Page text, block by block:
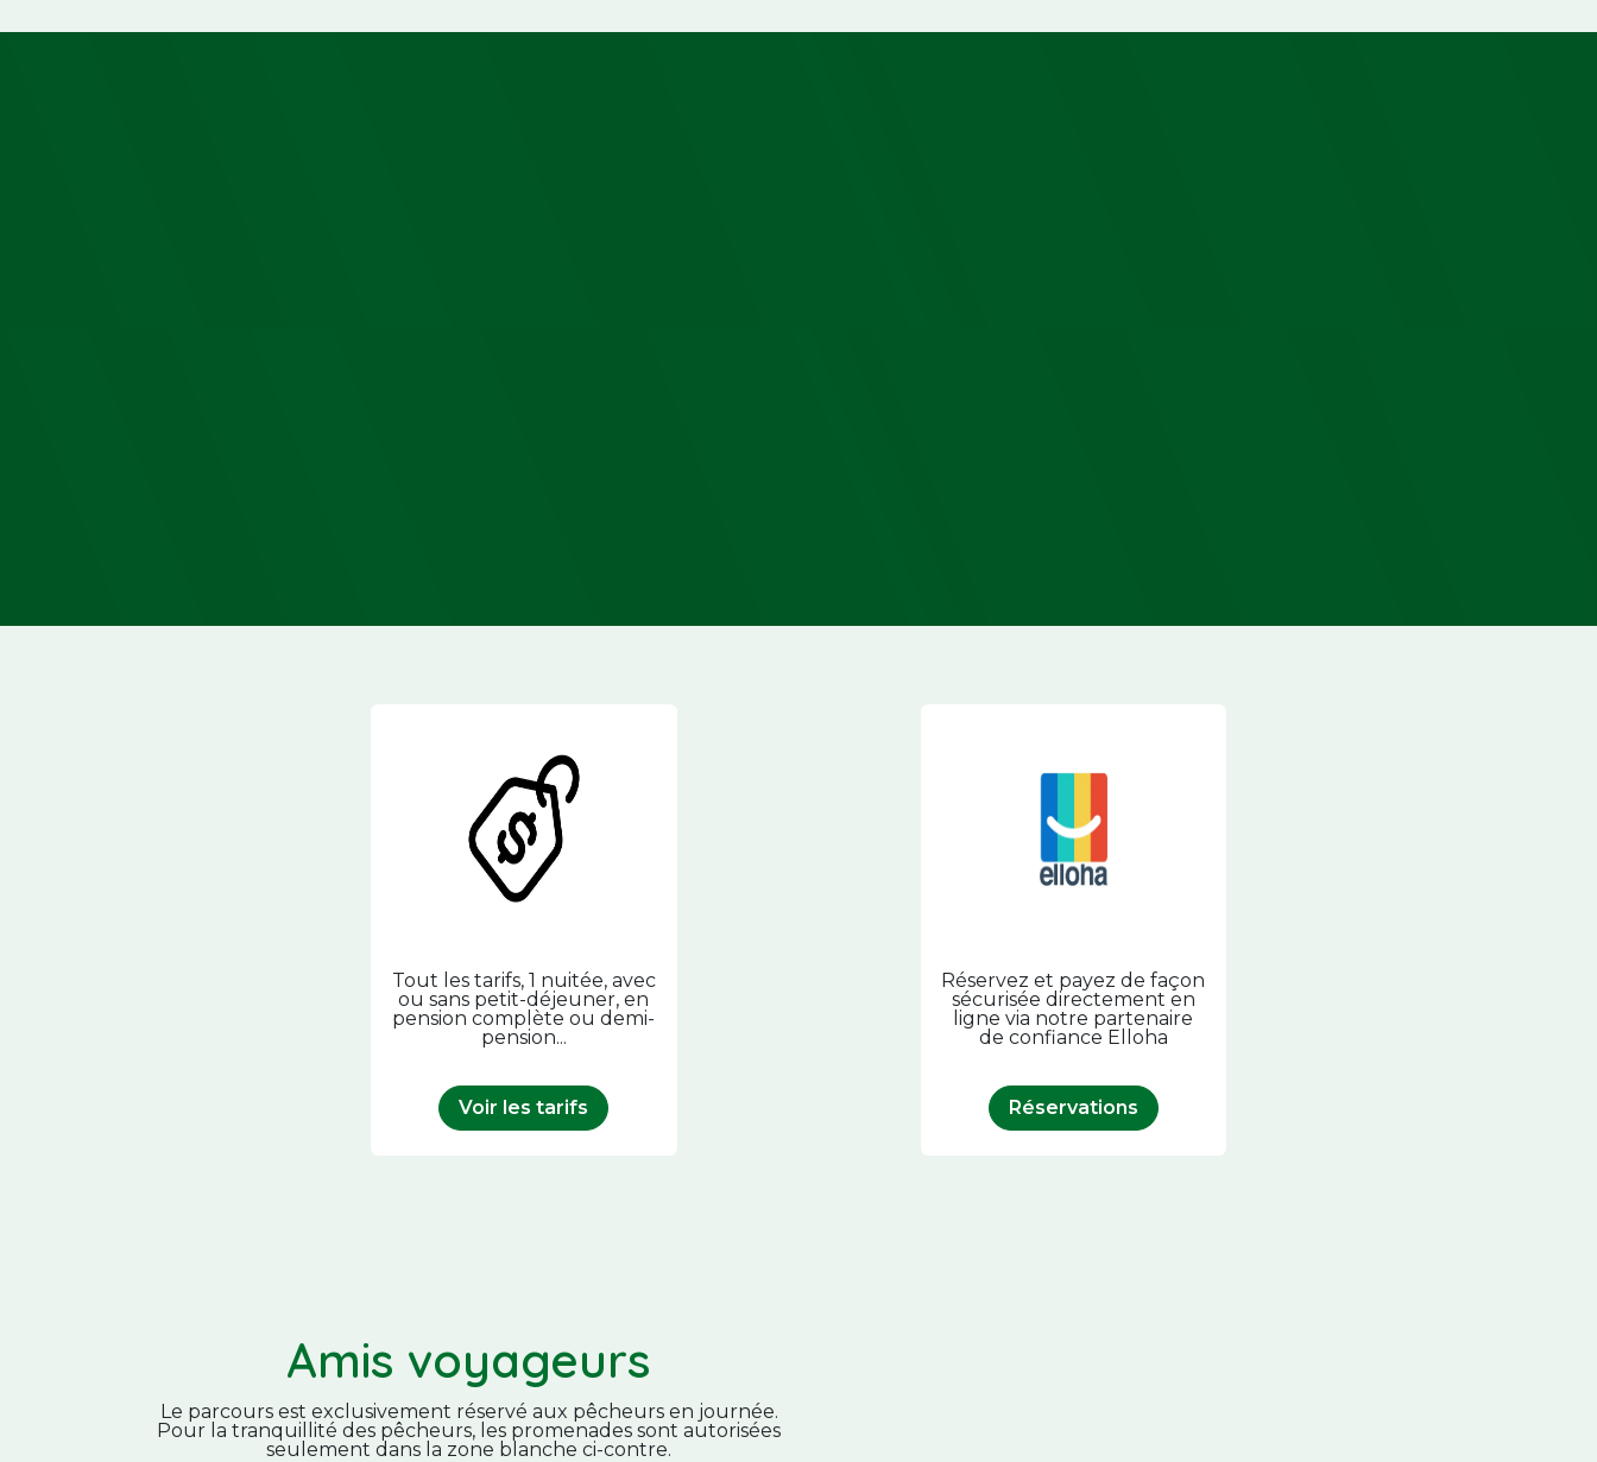
Réservez et payez de façon
sécurisée directement en
ligne via notre partenaire
de confiance Elloha
Réservations
Tout les tarifs, 1 nuitée, avec
ou sans petit-déjeuner, en
pension complète ou demi-
pension...
Voir les tarifs
Amis voyageurs
Le parcours est exclusivement réservé aux pêcheurs en journée.
Pour la tranquillité des pêcheurs, les promenades sont autorisées
seulement dans la zone blanche ci-contre.